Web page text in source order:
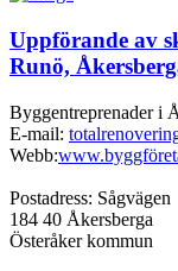
Uppförande av
Runö,
Byggentreprenader i
E-mail:
Webb:
Postadress: Sågvägen
184 40 Åkersberga
Österåker kommun